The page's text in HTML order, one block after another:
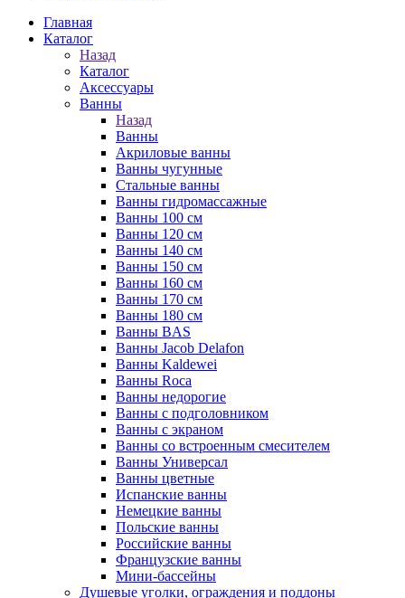
Главная
Каталог
Назад
Каталог
Аксессуары
Ванны
Назад
Ванны
Акриловые ванны
Ванны чугунные
Стальные ванны
Ванны гидромассажные
Ванны 100 см
Ванны 120 см
Ванны 140 см
Ванны 150 см
Ванны 160 см
Ванны 170 см
Ванны 180 см
Ванны BAS
Ванны Jacob Delafon
Ванны Kaldewei
Ванны Roca
Ванны недорогие
Ванны с подголовником
Ванны с экраном
Ванны со встроенным смесителем
Ванны Универсал
Ванны цветные
Испанские ванны
Немецкие ванны
Польские ванны
Российские ванны
Французские ванны
Мини-бассейны
Душевые уголки, ограждения и поддоны